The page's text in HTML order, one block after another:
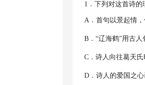
1．下列对这首诗
A．首句以景起情
B．“辽海鹤”用古
C．诗人向往葛天
D．诗人的爱国之